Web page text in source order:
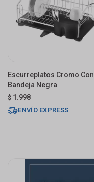
Escurreplatos Cromo Con
Bandeja Negra
$ 1.998
ENVÍO EXPRESS